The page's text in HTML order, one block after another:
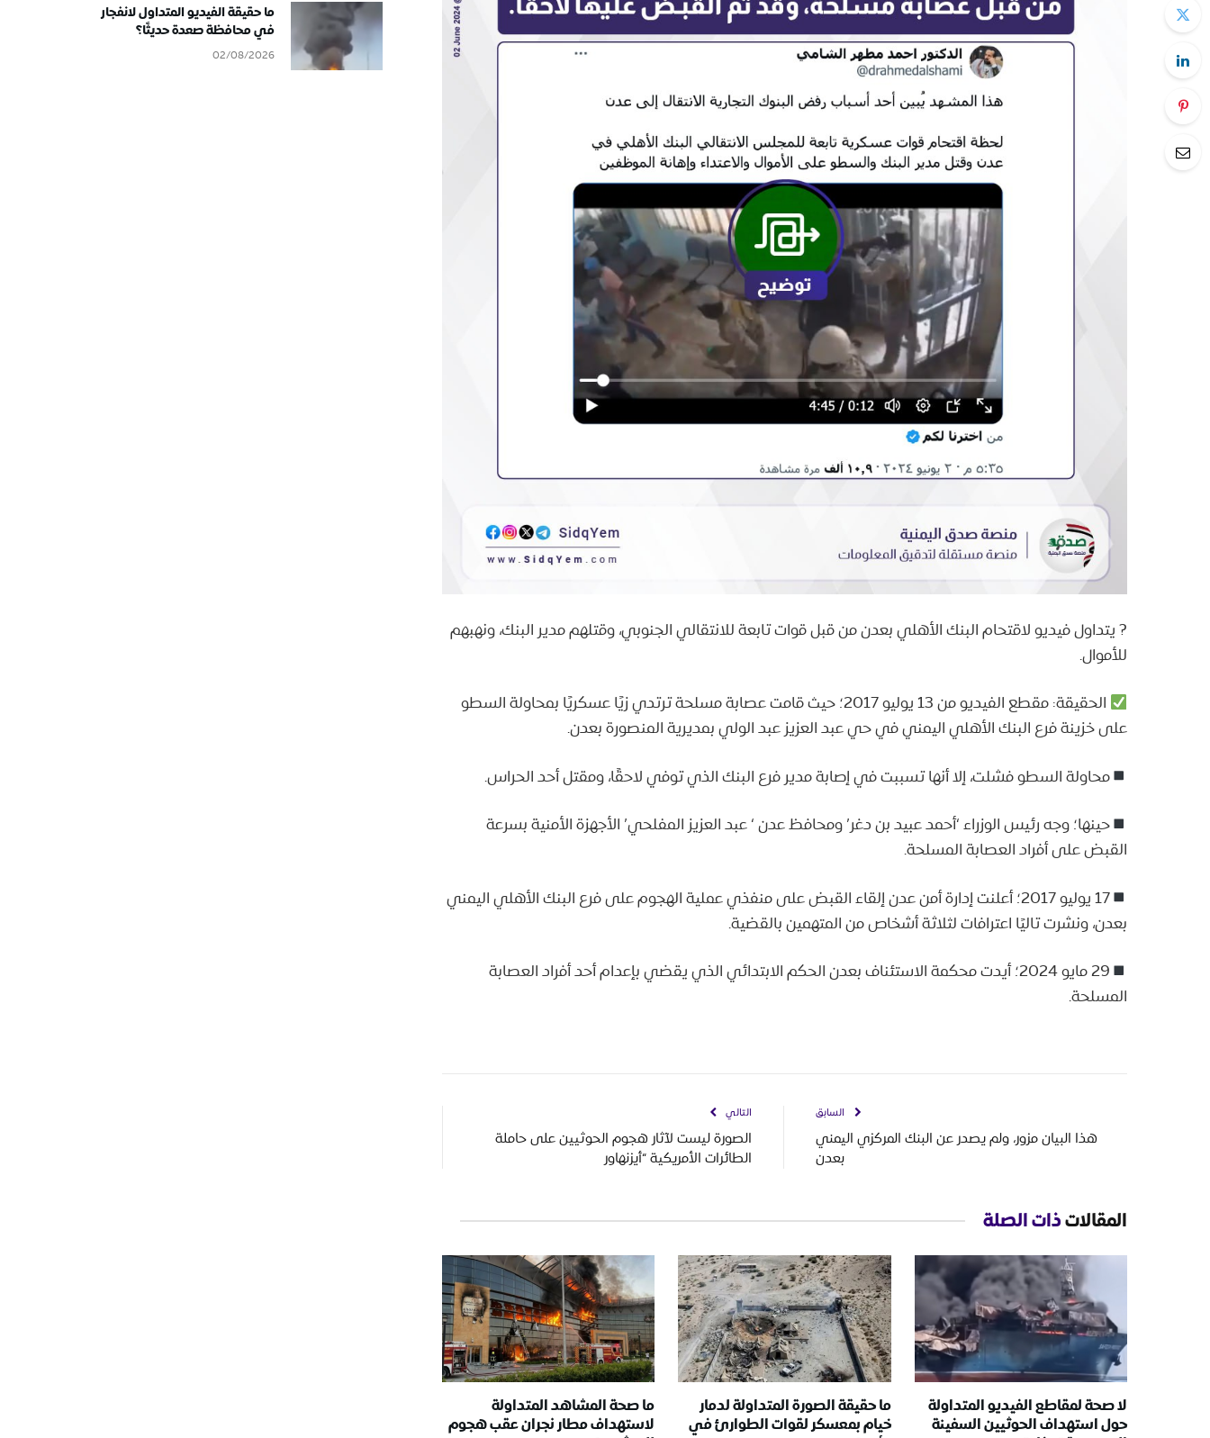
? يتداول فيديو لاقتحام البنك الأهلي بعدن من قبل قوات تابعة للانتقالي الجنوبي، وقتلهم مدير البنك، ونهبهم
للأموال.
الحقيقة: مقطع الفيديو من 13 يوليو 2017؛ حيث قامت عصابة مسلحة ترتدي زيًا عسكريًا بمحاولة السطو
على خزينة فرع البنك الأهلي اليمني في حي عبد العزيز عبد الولي بمديرية المنصورة بعدن.
محاولة السطو فشلت، إلا أنها تسببت في إصابة مدير فرع البنك الذي توفي لاحقًا، ومقتل أحد الحراس.
حينها؛ وجه رئيس الوزراء ‘أحمد عبيد بن دغر’ ومحافظ عدن ‘ عبد العزيز المفلحي’ الأجهزة الأمنية بسرعة
القبض على أفراد العصابة المسلحة.
17 يوليو 2017؛ أعلنت إدارة أمن عدن إلقاء القبض على منفذي عملية الهجوم على فرع البنك الأهلي اليمني
بعدن، ونشرت تاليًا اعترافات لثلاثة أشخاص من المتهمين بالقضية.
29 مايو 2024؛ أيدت محكمة الاستئناف بعدن الحكم الابتدائي الذي يقضي بإعدام أحد أفراد العصابة
المسلحة.
السابق
هذا البيان مزور، ولم يصدر عن البنك المركزي اليمني
بعدن
التالي
الصورة ليست لآثار هجوم الحوثيين على حاملة
الطائرات الأمريكية “أيزنهاور
المقالاتذات الصلة
لا صحة لمقاطع الفيديو المتداولة
حول استهداف الحوثيين السفينة
ما حقيقة الصورة المتداولة لدمار
خيام بمعسكر لقوات الطوارئ في
ما صحة المشاهد المتداولة
لاستهداف مطار نجران عقب هجوم
ما حقيقة الفيديو المتداول لانفجار
في محافظة صعدة حديثًا؟
02/08/2026